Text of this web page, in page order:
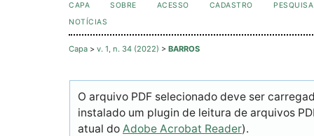
CAPA SOBRE ACESSO CADASTRO
PESQUISA
NOTÍCIAS
Capa > v. 1, n. 34 (2022) > BARROS
O arquivo PDF selecionado deve ser
instalado um plugin de leitura de arquivos
atual do Adobe Acrobat Reader).